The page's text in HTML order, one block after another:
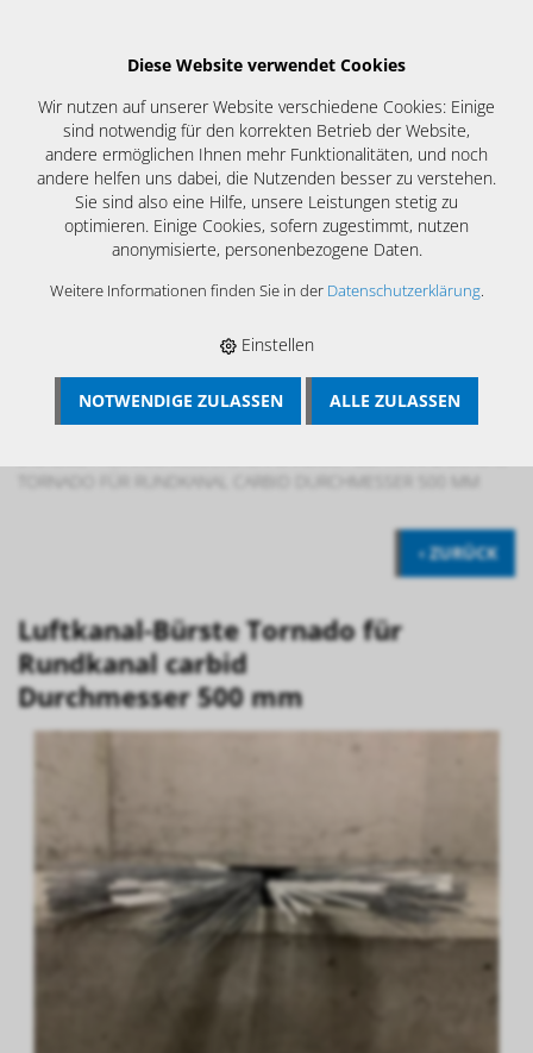
BÖSCH MRS › LÜFTUNGSREINIGUNG
BÜRSTENREINIGUNG
TORNADO FÜR RUNDKANAL CARBID DURCHMESSER 500 MM
‹ ZURÜCK
Luftkanal-Bürste Tornado für
Rundkanal carbid
Durchmesser 500 mm
Diese Website verwendet Cookies
Wir nutzen auf unserer Website verschiedene Cookies: Einige
sind notwendig für den korrekten Betrieb der Website,
andere ermöglichen Ihnen mehr Funktionalitäten, und noch
andere helfen uns dabei, die Nutzenden besser zu verstehen.
Sie sind also eine Hilfe, unsere Leistungen stetig zu
optimieren. Einige Cookies, sofern zugestimmt, nutzen
anonymisierte, personenbezogene Daten.
Weitere Informationen finden Sie in der Datenschutzerklärung.
Einstellen
NOTWENDIGE ZULASSEN ALLE ZULASSEN